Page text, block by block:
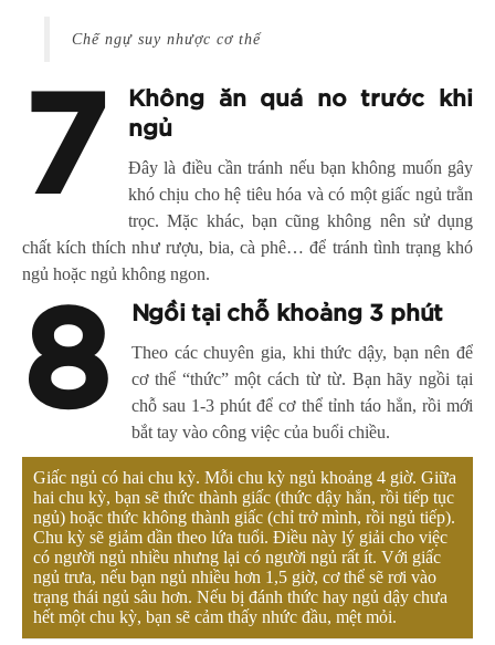
Chế ngự suy nhược cơ thể
7
Không ăn quá no trước khi
ngủ
Đây là điều cần tránh nếu bạn không muốn gây
khó chịu cho hệ tiêu hóa và có một giấc ngủ trằn
trọc. Mặc khác, bạn cũng không nên sử dụng
chất kích thích như rượu, bia, cà phê… để tránh tình trạng khó
ngủ hoặc ngủ không ngon.
8 Ngồi tại chỗ khoảng 3 phút
Theo các chuyên gia, khi thức dậy, bạn nên để
cơ thể “thức” một cách từ từ. Bạn hãy ngồi tại
chỗ sau 1-3 phút để cơ thể tỉnh táo hẳn, rồi mới
bắt tay vào công việc của buổi chiều.
Giấc ngủ có hai chu kỳ. Mỗi chu kỳ ngủ khoảng 4 giờ. Giữa
hai chu kỳ, bạn sẽ thức thành giấc (thức dậy hẳn, rồi tiếp tục
ngủ) hoặc thức không thành giấc (chỉ trở mình, rồi ngủ tiếp).
Chu kỳ sẽ giảm dần theo lứa tuổi. Điều này lý giải cho việc
có người ngủ nhiều nhưng lại có người ngủ rất ít. Với giấc
ngủ trưa, nếu bạn ngủ nhiều hơn 1,5 giờ, cơ thể sẽ rơi vào
trạng thái ngủ sâu hơn. Nếu bị đánh thức hay ngủ dậy chưa
hết một chu kỳ, bạn sẽ cảm thấy nhức đầu, mệt mỏi.